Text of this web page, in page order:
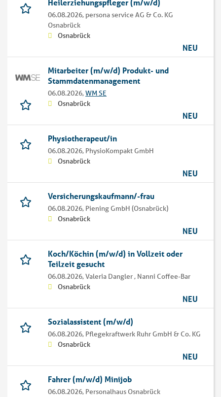
Heilerziehungspfleger (m/w/d)
06.08.2026, persona service AG & Co. KG
Osnabrück
Osnabrück
NEU
Mitarbeiter (m/w/d) Produkt- und
Stammdatenmanagement
06.08.2026,WM SE
Osnabrück
NEU
Physiotherapeut/in
06.08.2026, PhysioKompakt GmbH
Osnabrück
NEU
Versicherungskaufmann/-frau
06.08.2026, Piening GmbH (Osnabrück)
Osnabrück
NEU
Koch/Köchin (m/w/d) in Vollzeit oder
Teilzeit gesucht
06.08.2026,Valeria Dangler , Nanni Coffee-Bar
Osnabrück
NEU
Sozialassistent (m/w/d)
06.08.2026, Pflegekraftwerk Ruhr GmbH & Co. KG
Osnabrück
NEU
Fahrer (m/w/d) Minijob
06.08.2026, Personalhaus Osnabrück